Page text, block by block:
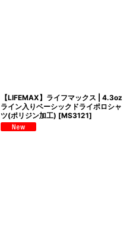
【LIFEMAX】ライフマックス | 4.3oz
ライン入りベーシックドライポロシャ
ツ(ポリジン加工) [MS3121]